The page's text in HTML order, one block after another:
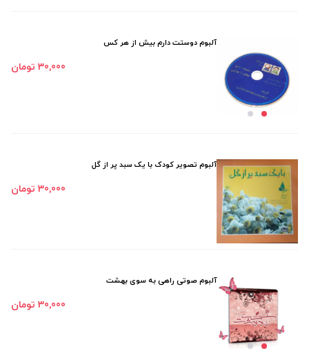
آلبوم دوستت دارم بیش از هر کس
30٬000 تومان
آلبوم تصویر کودک با یک سبد پر از گل
30٬000 تومان
آلبوم صوتی راهی به سوی بهشت
30٬000 تومان